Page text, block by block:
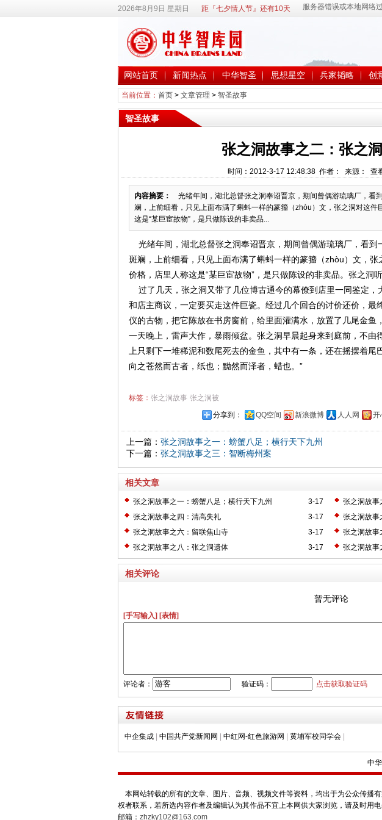
2026年8月9日 星期日 距『七夕情人节』还有10天
网站首页 新闻热点 中华智圣 思想星空 兵家韬略 创
当前位置： 首页> 文章管理 > 智圣故事
智圣故事
张之洞故事之二：张之
时间：2012-3-17 12:48:38 作者： 来源： 查
内容摘要：
光绪年间，湖北总督张之洞奉诏晋京，期间曾偶游琉璃厂，看
斓，上前细看，只见上面布满了蝌蚪一样的篆籀（zhòu）文，张之洞对这
这是“某巨宦故物”，是只做陈设的非卖品...
光绪年间，湖北总督张之洞奉诏晋京，期间曾偶游琉璃厂，看到
斑斓，上前细看，只见上面布满了蝌蚪一样的篆籀（zhòu）文，
价格，店里人称这是“某巨宦故物”，是只做陈设的非卖品。张之洞
过了几天，张之洞又带了几位博古通今的幕僚到店里一同鉴定，
和店主商议，一定要买走这件巨瓷。经过几个回合的讨价还价，最
仪的古物，把它陈放在书房窗前，给里面灌满水，放置了几尾金鱼
一天晚上，雷声大作，暴雨倾盆。张之洞早晨起身来到庭前，不由
上只剩下一堆稀泥和数尾死去的金鱼，其中有一条，还在摇摆着尾
向之苍然而古者，纸也；黝然而泽者，蜡也。”
标签： 张之洞故事 张之洞被
分享到：
QQ空间 新浪微博 人人网 开
上一篇： 张之洞故事之一：螃蟹八足；横行天下九州
下一篇： 张之洞故事之三：智断梅州案
相关文章
3-17
张之洞故事之一：螃蟹八足；横行天下九州
张之洞故事
3-17
张之洞故事之四：清高失礼
张之洞故事
3-17
张之洞故事之六：留联焦山寺
张之洞故事
3-17
张之洞故事之八：张之洞遗体 张之洞故事
相关评论
暂无评论
[手写输入] [表情]
评论者： 验证码： 点击获取验证码
中企集成 中国共产党新闻网 中红网-红色旅游网 黄埔军校同学会
中
本网站转载的所有的文章、图片、音频、视频文件等资料，均出于为公众传播
权者联系，若所选内容作者及编辑认为其作品不宜上本网供大家浏览，请及时用
邮箱： zhzky102@163.com